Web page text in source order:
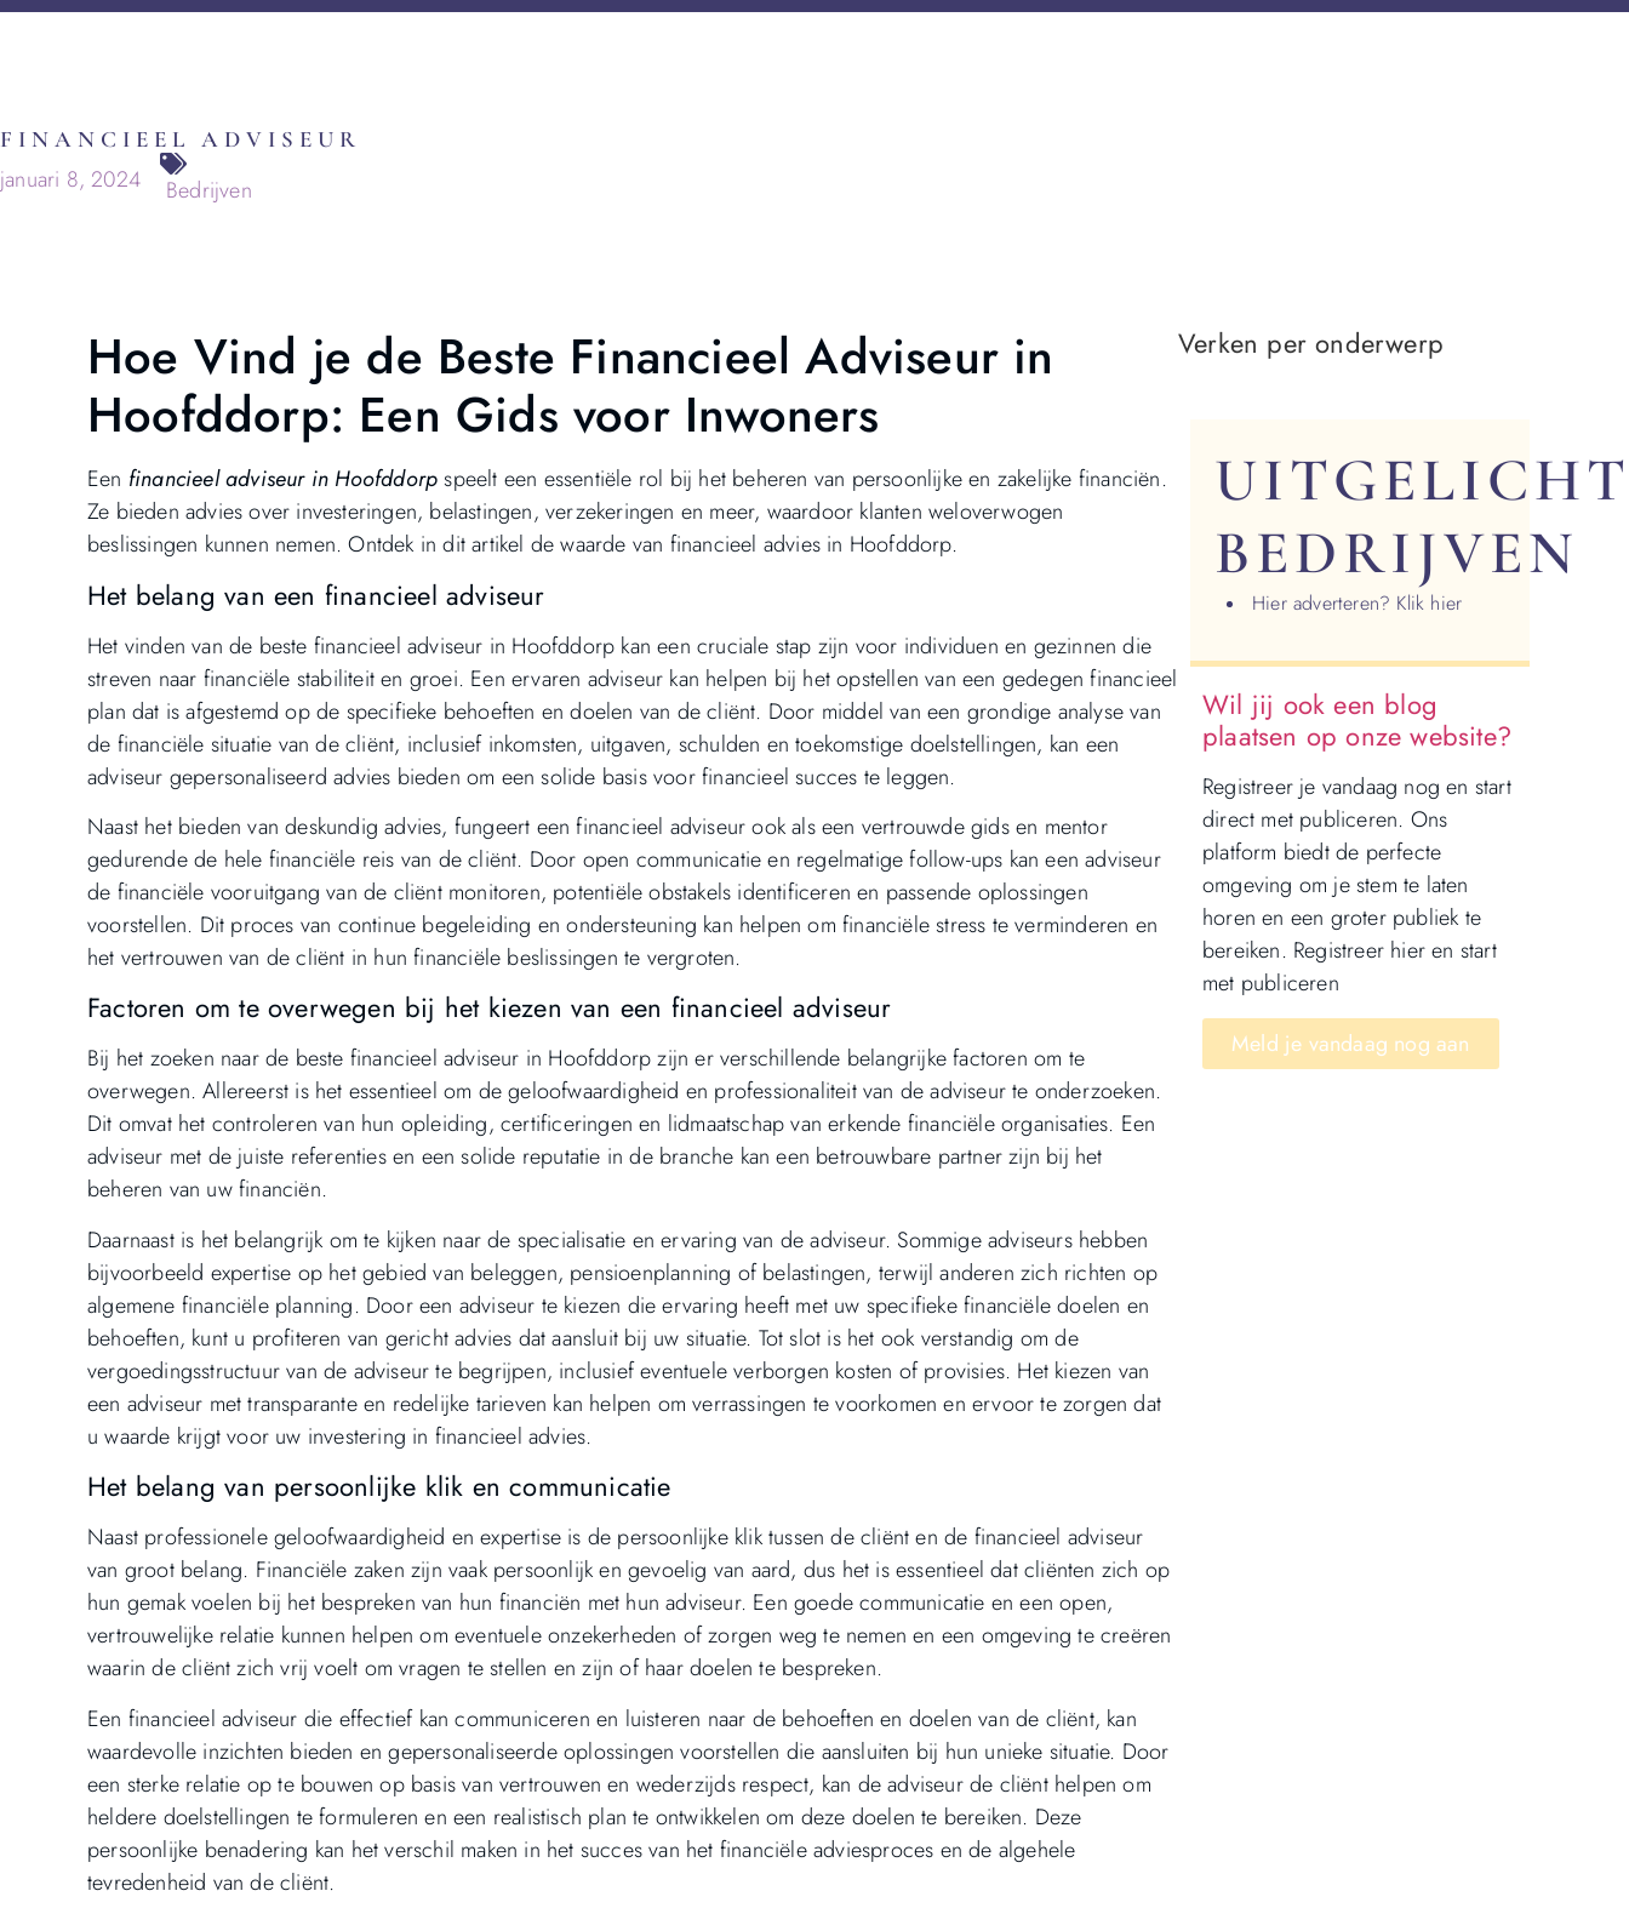
FINANCIEEL ADVISEUR
januari 8, 2024 Bedrijven
Hoe Vind je de Beste Financieel Adviseur in
Hoofddorp: Een Gids voor Inwoners
Een financieel adviseur in Hoofddorpspeelt een essentiële rol bij het beheren van persoonlijke en zakelijke financiën.
Ze bieden advies over investeringen, belastingen, verzekeringen en meer, waardoor klanten weloverwogen
beslissingen kunnen nemen. Ontdek in dit artikel de waarde van financieel advies in Hoofddorp.
Het belang van een financieel adviseur
Het vinden van de beste financieel adviseur in Hoofddorp kan een cruciale stap zijn voor individuen en gezinnen die
streven naar financiële stabiliteit en groei. Een ervaren adviseur kan helpen bij het opstellen van een gedegen financieel
plan dat is afgestemd op de specifieke behoeften en doelen van de cliënt. Door middel van een grondige analyse van
de financiële situatie van de cliënt, inclusief inkomsten, uitgaven, schulden en toekomstige doelstellingen, kan een
adviseur gepersonaliseerd advies bieden om een solide basis voor financieel succes te leggen.
Naast het bieden van deskundig advies, fungeert een financieel adviseur ook als een vertrouwde gids en mentor
gedurende de hele financiële reis van de cliënt. Door open communicatie en regelmatige follow-ups kan een adviseur
de financiële vooruitgang van de cliënt monitoren, potentiële obstakels identificeren en passende oplossingen
voorstellen. Dit proces van continue begeleiding en ondersteuning kan helpen om financiële stress te verminderen en
het vertrouwen van de cliënt in hun financiële beslissingen te vergroten.
Factoren om te overwegen bij het kiezen van een financieel adviseur
Bij het zoeken naar de beste financieel adviseur in Hoofddorp zijn er verschillende belangrijke factoren om te
overwegen. Allereerst is het essentieel om de geloofwaardigheid en professionaliteit van de adviseur te onderzoeken.
Dit omvat het controleren van hun opleiding, certificeringen en lidmaatschap van erkende financiële organisaties. Een
adviseur met de juiste referenties en een solide reputatie in de branche kan een betrouwbare partner zijn bij het
beheren van uw financiën.
Daarnaast is het belangrijk om te kijken naar de specialisatie en ervaring van de adviseur. Sommige adviseurs hebben
bijvoorbeeld expertise op het gebied van beleggen, pensioenplanning of belastingen, terwijl anderen zich richten op
algemene financiële planning. Door een adviseur te kiezen die ervaring heeft met uw specifieke financiële doelen en
behoeften, kunt u profiteren van gericht advies dat aansluit bij uw situatie. Tot slot is het ook verstandig om de
vergoedingsstructuur van de adviseur te begrijpen, inclusief eventuele verborgen kosten of provisies. Het kiezen van
een adviseur met transparante en redelijke tarieven kan helpen om verrassingen te voorkomen en ervoor te zorgen dat
u waarde krijgt voor uw investering in financieel advies.
Het belang van persoonlijke klik en communicatie
Naast professionele geloofwaardigheid en expertise is de persoonlijke klik tussen de cliënt en de financieel adviseur
van groot belang. Financiële zaken zijn vaak persoonlijk en gevoelig van aard, dus het is essentieel dat cliënten zich op
hun gemak voelen bij het bespreken van hun financiën met hun adviseur. Een goede communicatie en een open,
vertrouwelijke relatie kunnen helpen om eventuele onzekerheden of zorgen weg te nemen en een omgeving te creëren
waarin de cliënt zich vrij voelt om vragen te stellen en zijn of haar doelen te bespreken.
Een financieel adviseur die effectief kan communiceren en luisteren naar de behoeften en doelen van de cliënt, kan
waardevolle inzichten bieden en gepersonaliseerde oplossingen voorstellen die aansluiten bij hun unieke situatie. Door
een sterke relatie op te bouwen op basis van vertrouwen en wederzijds respect, kan de adviseur de cliënt helpen om
heldere doelstellingen te formuleren en een realistisch plan te ontwikkelen om deze doelen te bereiken. Deze
persoonlijke benadering kan het verschil maken in het succes van het financiële adviesproces en de algehele
tevredenheid van de cliënt.
Verken per onderwerp
BEDRIJVEN
Hier adverteren? Klik hier
Wil jij ook een blog
plaatsen op onze website?
Registreer je vandaag nog en start
direct met publiceren. Ons
platform biedt de perfecte
omgeving om je stem te laten
horen en een groter publiek te
bereiken. Registreer hier en start
met publiceren
Meld je vandaag nog aan